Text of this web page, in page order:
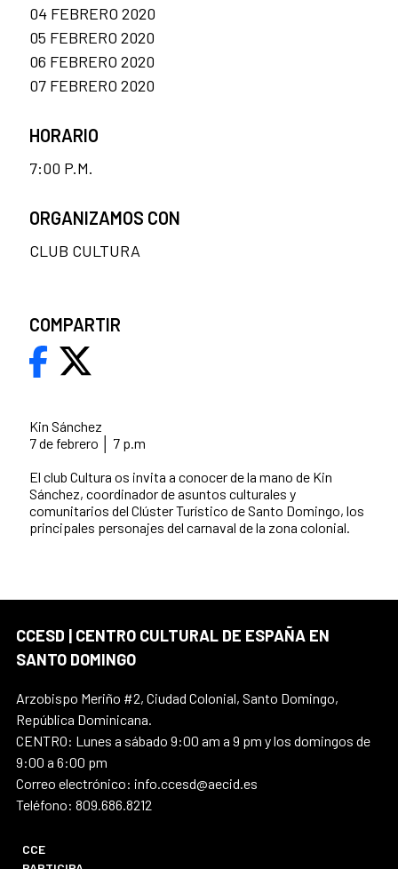
Kin Sánchez
7 de febrero │ 7 p.m
El club Cultura os invita a conocer de la mano de Kin
Sánchez, coordinador de asuntos culturales y
comunitarios del Clúster Turístico de Santo Domingo, los
principales personajes del carnaval de la zona colonial.
04 FEBRERO 2020
05 FEBRERO 2020
06 FEBRERO 2020
07 FEBRERO 2020
HORARIO
7:00 P.M.
ORGANIZAMOS CON
CLUB CULTURA
COMPARTIR
CCESD | CENTRO CULTURAL DE ESPAÑA EN
SANTO DOMINGO
Arzobispo Meriño #2, Ciudad Colonial, Santo Domingo,
República Dominicana.
CENTRO: Lunes a sábado 9:00 am a 9 pm y los domingos de
9:00 a 6:00 pm
Correo electrónico: info.ccesd@aecid.es
Teléfono: 809.686.8212
CCE